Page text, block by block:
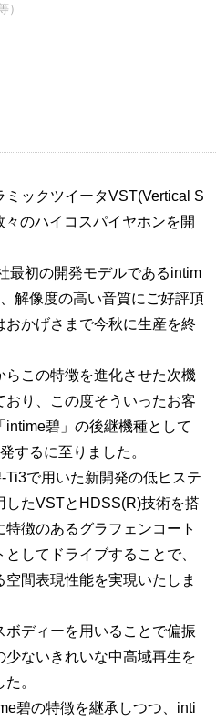
）
ックツイータVST(Vertical S
のハイコスパイヤホンを開
最初の開発モデルであるintim
解像度の高い音質にご好評頂
かげさまで今秋に生産を終
らこの特徴を進化させた次機
り、この度そういったお客
碧」の後継機種として
するに至りました。
で用いた新開発の低ヒステ
したVSTとHDSS(R)技術を搭
徴のあるグラフェンコート
してドライブすることで、
間表現性能を実現いたしま
ボディーを用いることで偏振
ないきれいな中高域再生を
。
碧の特徴を継承しつつ、inti